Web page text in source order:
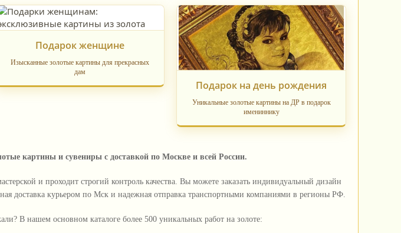
Подарок женщине
Изысканные золотые картины для прекрасных
дам
Подарок на день рождения
Уникальные золотые картины на ДР в подарок
имениннику
картины и сувениры с доставкой по Москве и всей России.
и проходит строгий контроль качества. Вы можете заказать индивидуальный дизайн
доставка курьером по Мск и надежная отправка транспортными компаниями в регионы РФ.
В нашем основном каталоге более 500 уникальных работ на золоте: